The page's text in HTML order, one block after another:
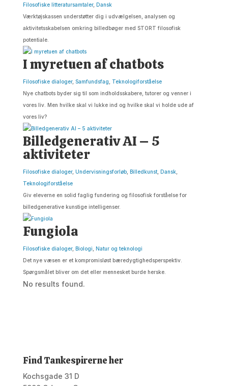
Filosofiske litteratursamtaler, Dansk
Værktøjskassen understøtter dig i udvælgelsen, analysen og
aktivitetsskabelsen omkring billedbøger med STORT filosofisk
potentiale.
I myretuen af chatbots
Filosofiske dialoger, Samfundsfag
Teknologiforståelse
Nye chatbots byder sig til som indholdsskabere, tutorer og venner i
vores liv. Men hvilke skal vi lukke ind og hvilke skal vi holde ude af
vores liv?
Billedgenerativ AI – 5
aktiviteter
Filosofiske dialoger, Undervisningsforløb, Billedkunst, Dansk,
Teknologiforståelse
Giv eleverne en solid faglig fundering og filosofisk forståelse for
billedgenerative kunstige intelligenser.
Fungiola
Filosofiske dialoger, Biologi Natur og teknologi
Det nye væsen er et kompromisløst bæredygtighedsperspektiv.
Spørgsmålet bliver om det eller mennesket burde herske.
No results found.
Find Tankespirerne her
Kochsgade 31 D